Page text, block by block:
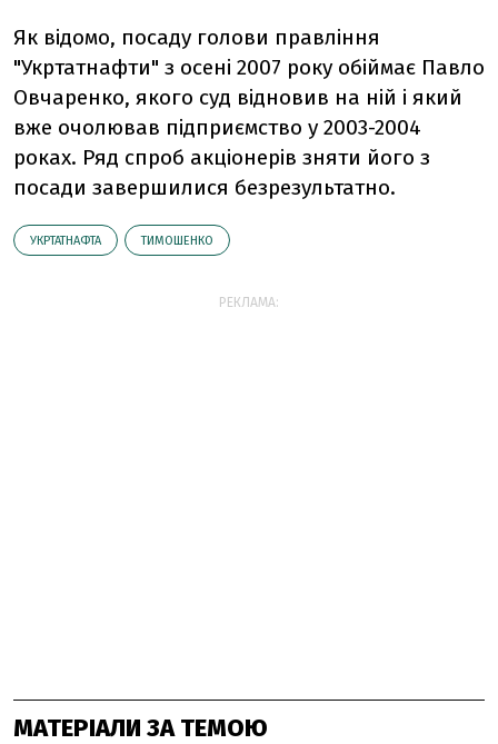
Як відомо, посаду голови правління
"Укртатнафти" з осені 2007 року обіймає Павло
Овчаренко, якого суд відновив на ній і який
вже очолював підприємство у 2003-2004
роках. Ряд спроб акціонерів зняти його з
посади завершилися безрезультатно.
УКРТАТНАФТА ТИМОШЕНКО
РЕКЛАМА:
МАТЕРІАЛИ ЗА ТЕМОЮ